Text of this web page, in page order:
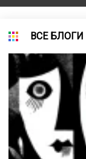
ВСЕ БЛОГИ